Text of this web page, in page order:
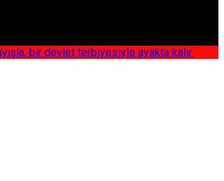
bir devlet terbiyesiyle ayakta kalır.